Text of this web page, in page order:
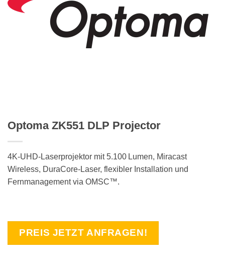
Optoma ZK551 DLP Projector
4K-UHD-Laserprojektor mit 5.100 Lumen, Miracast
Wireless, DuraCore-Laser, flexibler Installation und
Fernmanagement via OMSC™.
PREIS JETZT ANFRAGEN!